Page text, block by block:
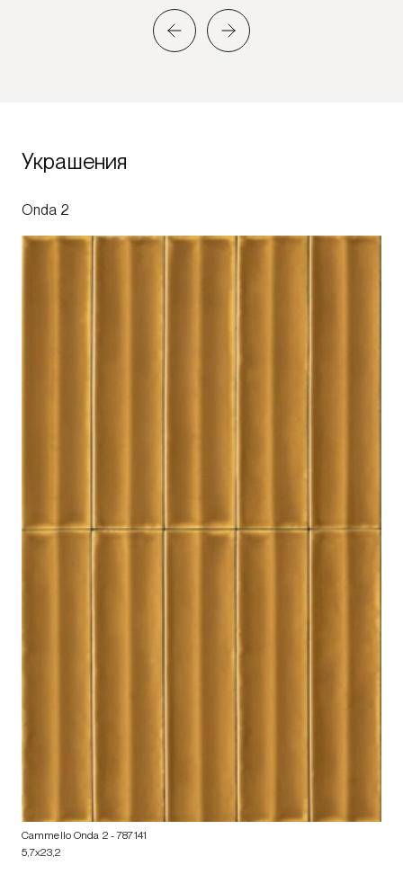
Украшения
Onda 2
Cammello Onda 2- 787141
5,7x23,2